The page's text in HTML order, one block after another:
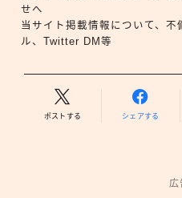
せへ
当サイト掲載情報について、
ル、Twitter DM等
ポストする シェアする
広